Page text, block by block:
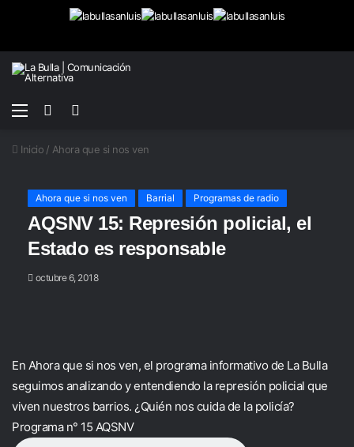
Menú
Buscar
Inicio / Ahora que si nos ven
Ahora que si nos ven Barrial Programas de radio
AQSNV 15: Represión policial, el
Estado es responsable
octubre 6, 2018
En Ahora que si nos ven, el programa informativo de La Bulla
seguimos analizando y entendiendo la represión policial que
viven nuestros barrios. ¿Quién nos cuida de la policía?
Programa n° 15 AQSNV